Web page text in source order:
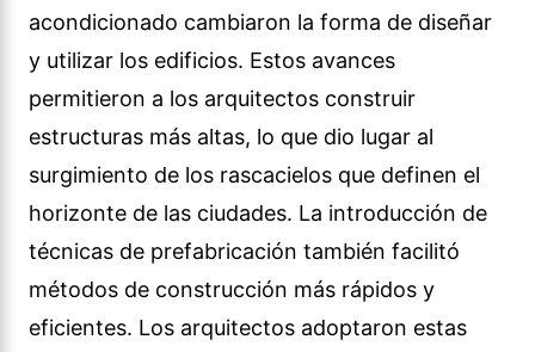
acondicionado cambiaron la forma de diseñar
y utilizar los edificios. Estos avances
permitieron a los arquitectos construir
estructuras más altas, lo que dio lugar al
surgimiento de los rascacielos que definen el
horizonte de las ciudades. La introducción de
técnicas de prefabricación también facilitó
métodos de construcción más rápidos y
eficientes. Los arquitectos adoptaron estas